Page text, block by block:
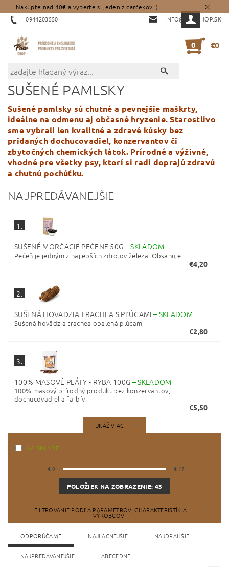
Nakúpte nad 40€ a vyberte si jeden z darčekov :)
0944203550
INFO@PAWSHOP.SK
0 €0
SUŠENÉ PAMLSKY
Sušené pamlsky sú chutné a pevnejšie maškrty,
ideálne na odmenu aj občasné hryzenie. Starostlivo
sme vybrali len kvalitné a zdravé kúsky bez
pridaných dochucovadiel, konzervantov či
zbytočných chemických látok. Prírodné a výživné,
vhodné pre všetky psy, ktorí si radi doprajú zdravú
a chutnú pochúťku.
NAJPREDÁVANEJŠIE
1.
SUŠENÉ MORČACIE PEČENE 50G –SKLADOM
Pečeň je jedným z najlepších zdrojov železa. Obsahuje...
€4,20
2.
SUŠENÁ HOVÄDZIA TRACHEA S PĽÚCAMI– SKLADOM
Sušená hovädzia trachea obalená pľúcami
€2,80
3.
100% MÄSOVÉ PLÁTY - RYBA 100G –SKLADOM
100% mäsový prírodný produkt bez konzervantov,
dochucovadiel a farbív
€5,50
UKÁŽ VIAC
NA SKLADE
€ 0 € 17
POLOŽIEK NA ZOBRAZENIE: 43
FILTROVANIE PODĽA PARAMETROV, CHARAKTERISTÍK A
VÝROBCOV
ODPORÚČAME NAJLACNEJŠIE NAJDRAHŠIE
NAJPREDÁVANEJŠIE ABECEDNE